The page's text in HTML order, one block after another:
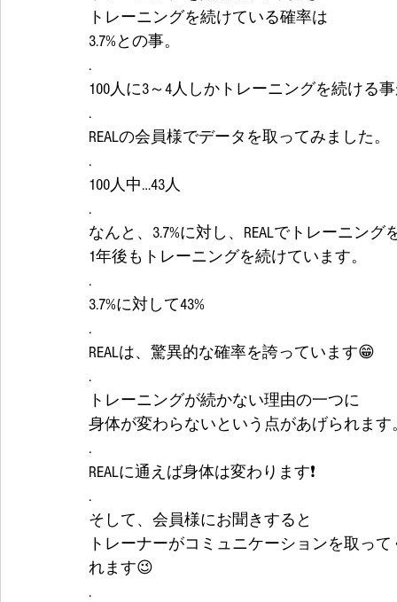
トレーニングを続けている確率は
3.7%との事。
.
100人に3～4人しかトレーニングを続ける
.
REALの会員様でデータを取ってみました。
.
100人中…43人
.
なんと、3.7%に対し、REALでトレーニング
1年後もトレーニングを続けています。
.
3.7%に対して43%
.
REALは、驚異的な確率を誇っています😁
.
トレーニングが続かない理由の一つに
身体が変わらないという点があげられます
.
REALに通えば身体は変わります❗
.
そして、会員様にお聞きすると
トレーナーがコミュニケーションを取っ
れます😉
.